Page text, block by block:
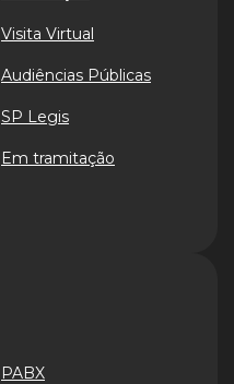
Visita Virtual
Audiências Públicas
SP Legis
Em tramitação
PABX